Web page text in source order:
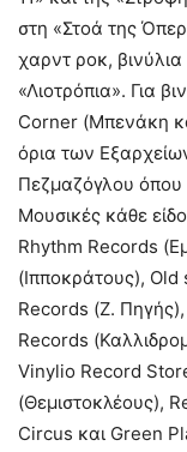
στη «Στοά της
χαρντ ροκ, βινύλια
«Λιοτρόπια». Για
Corner (Μπενάκη
όρια των
Πεζμαζόγλου
Μουσικές κάθε
Rhythm Records
(Ιπποκράτους),
Records (Ζ.
Records
Vinylio Record
(Θεμιστοκλέους),
Circus και Green